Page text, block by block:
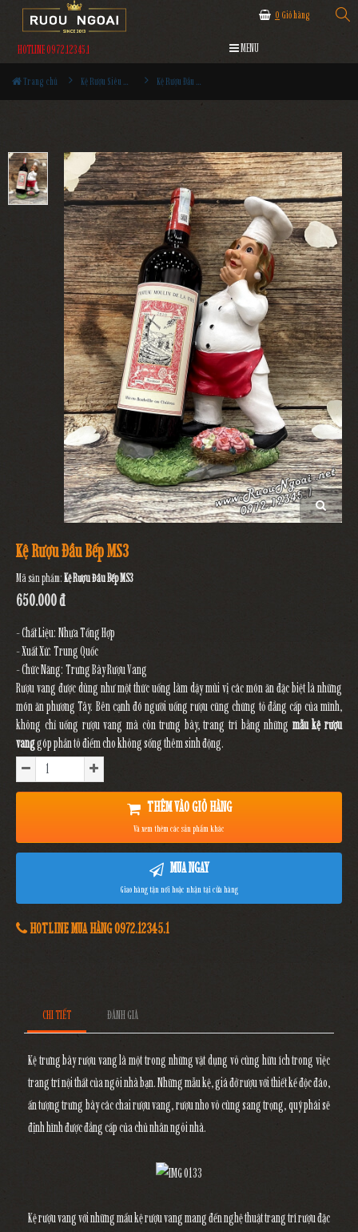
0 Giỏ hàng
HOTLINE 0972.12345.1 MENU
Trang chủ Kệ Rượu Siêu Đẹp Kệ Rượu Đầu Bếp MS3
Kệ Rượu Đầu Bếp MS3
Mã sản phẩm:Kệ Rượu Đầu Bếp MS3
650.000 đ
- Chất Liệu: Nhựa Tổng Hợp
- Xuất Xứ: Trung Quốc
- Chức Năng: Trưng Bày Rượu Vang
Rượu vang được dùng như một thức uống làm dậy mùi vị các món ăn đặc biệt là những
món ăn phương Tây. Bên cạnh đó người uống rượu cũng chứng tỏ đẳng cấp của mình,
không chỉ uống rượu vang mà còn trưng bày, trang trí bằng những mẫu kệ rượu
vanggóp phần tô điểm cho không sống thêm sinh động.
THÊM VÀO GIỎ HÀNG
Và xem thêm các sản phẩm khác
MUA NGAY
Giao hàng tận nơi hoặc nhận tại cửa hàng
HOTLINE MUA HÀNG 0972.12345.1
CHI TIẾT ĐÁNH GIÁ
Kệ trưng bày rượu vanglà một trong những vật dụng vô cùng hữu ích trong việc
trang trí nội thất của ngôi nhà bạn. Những mẫu kệ, giá đở rượu với thiết kế độc đáo,
ấn tượng trưng bày các chai rượu vang, rượu nho vô cùng sang trọng, quý phái sẽ
định hình được đẳng cấp của chủ nhân ngôi nhà.
Kệ rượu vangvới những mẩu kệ rượu vang mang đến nghệ thuật trang trí rượu đặc